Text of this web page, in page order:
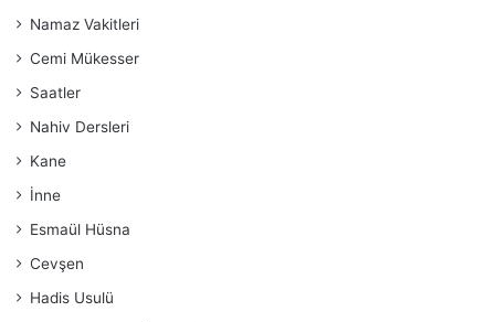
Namaz Vakitleri
Cemi Mükesser
Saatler
Nahiv Dersleri
Kane
İnne
Esmaül Hüsna
Cevşen
Hadis Usulü